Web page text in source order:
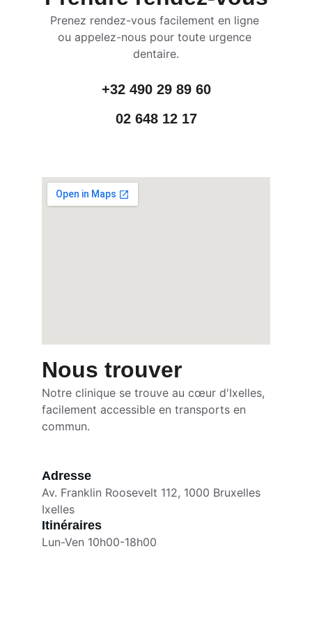
Prenez rendez-vous facilement en ligne
ou appelez-nous pour toute urgence
dentaire.
+32 490 29 89 60
02 648 12 17
Nous trouver
Notre clinique se trouve au cœur d'Ixelles,
facilement accessible en transports en
commun.
Adresse
Av. Franklin Roosevelt 112, 1000 Bruxelles
Ixelles
Itinéraires
Lun-Ven 10h00-18h00